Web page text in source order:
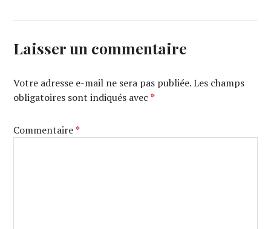
Laisser un commentaire
Votre adresse e-mail ne sera pas publiée. Les champs
obligatoires sont indiqués avec*
Commentaire*